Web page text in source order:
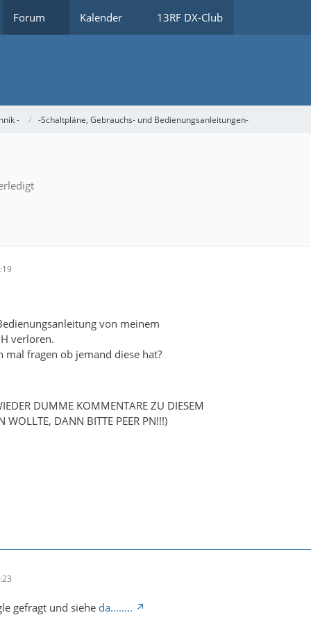
Forum Kalender 13RF DX-Club
- -Schaltpläne, Gebrauchs- und Bedienungsanleitungen-
von meinem
verloren.
mal fragen ob jemand diese hat?
DUMME KOMMENTARE ZU DIESEM
WOLLTE, DANN BITTE PEER PN!!!)
gefragt und siehe da........